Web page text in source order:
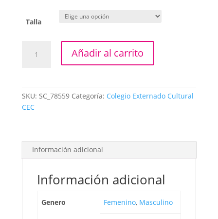
precios:
desde
hasta
$ 58.000
Talla
Preescolar
Añadir al carrito
SKU: SC_78559 Categoría: Colegio Externado Cultural
CEC
Información adicional
Información adicional
Genero Femenino, Masculino